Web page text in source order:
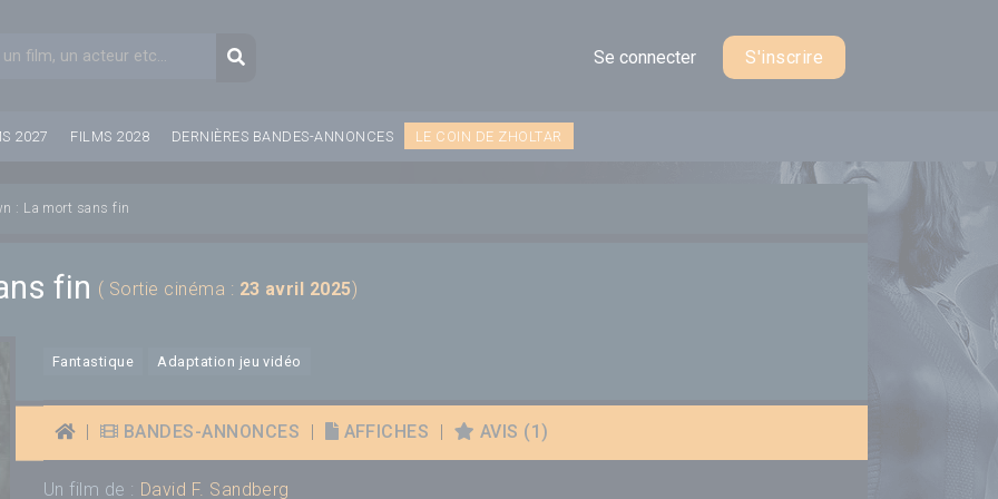
de rechercheRecherche
Se connecter S'inscrire
2027 FILMS 2028 DERNIÈRES BANDES-ANNONCES LE COIN DE ZHOLTAR
: La mort sans fin
fin ( Sortie cinéma : 23 avril 2025)
Fantastique Adaptation jeu vidéo
BANDES-ANNONCES AFFICHES AVIS (1)
Un film de : David F. Sandberg